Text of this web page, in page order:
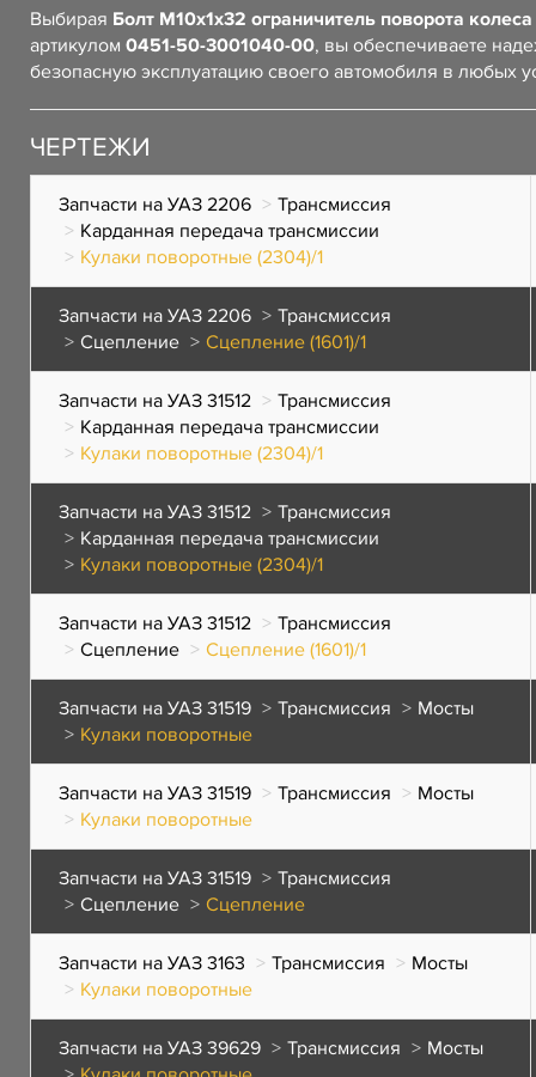
Выбирая Болт М10х1х32 ограничитель поворота
артикулом 0451-50-3001040-00, вы обеспечиваете
безопасную эксплуатацию своего автомобиля в любых
ЧЕРТЕЖИ
Запчасти на УАЗ 2206
Трансмиссия
Карданная передача трансмиссии
Кулаки поворотные (2304)/1
Запчасти на УАЗ 2206
Трансмиссия
Сцепление
Сцепление (1601)/1
Запчасти на УАЗ 31512
Трансмиссия
Карданная передача трансмиссии
Кулаки поворотные (2304)/1
Запчасти на УАЗ 31512
Трансмиссия
Карданная передача трансмиссии
Кулаки поворотные (2304)/1
Запчасти на УАЗ 31512
Трансмиссия
Сцепление
Сцепление (1601)/1
Запчасти на УАЗ 31519 Трансмиссия
Мосты
Кулаки поворотные
Запчасти на УАЗ 31519 Трансмиссия
Мосты
Кулаки поворотные
Запчасти на УАЗ 31519
Трансмиссия
Сцепление
Сцепление
Запчасти на УАЗ 3163 Трансмиссия
Мосты
Кулаки поворотные
Запчасти на УАЗ 39629 Трансмиссия
Мосты